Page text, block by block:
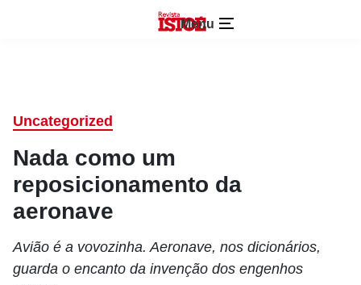
Menu
Uncategorized
Nada como um
reposicionamento da
aeronave
Avião é a vovozinha. Aeronave, nos dicionários,
guarda o encanto da invenção dos engenhos